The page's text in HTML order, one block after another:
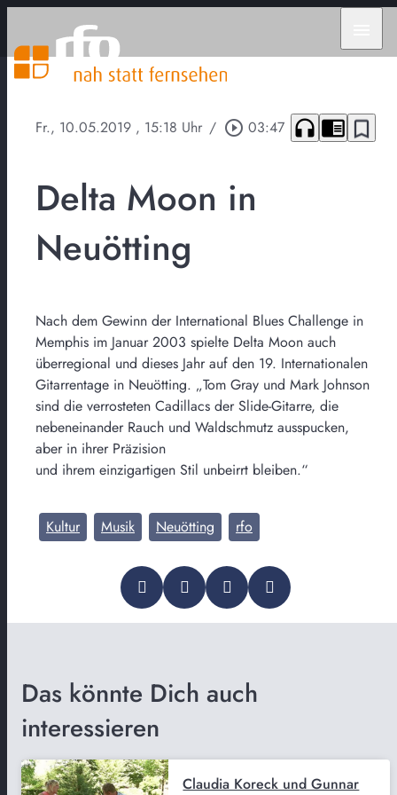
Fr., 10.05.2019 , 15:18 Uhr / play_circle_outline 03:47 headphones chrome_reader_mode bookmark_border
Delta Moon in
Neuötting
Nach dem Gewinn der International Blues Challenge in
Memphis im Januar 2003 spielte Delta Moon auch
überregional und dieses Jahr auf den 19. Internationalen
Gitarrentage in Neuötting. „Tom Gray und Mark Johnson
sind die verrosteten Cadillacs der Slide-Gitarre, die
nebeneinander Rauch und Waldschmutz ausspucken,
aber in ihrer Präzision
und ihrem einzigartigen Stil unbeirrt bleiben.“
Kultur Musik Neuötting rfo
Das könnte Dich auch
interessieren
Claudia Koreck und Gunnar